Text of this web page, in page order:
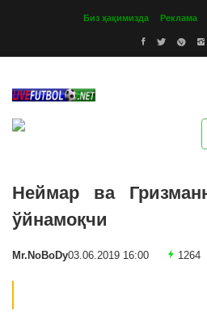
Биз ҳақимизда Реклама
Неймар ва
ўйнамоқчи
Mr.NoBoDy03.06.2019 16:00 1264